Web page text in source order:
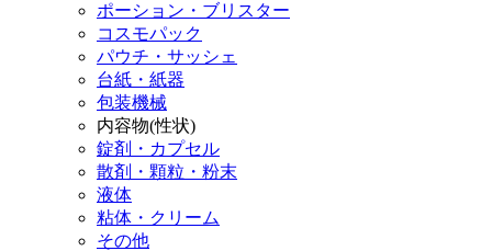
ポーション・ブリスター
コスモパック
パウチ・サッシェ
台紙・紙器
包装機械
内容物(性状)
錠剤・カプセル
散剤・顆粒・粉末
液体
粘体・クリーム
その他